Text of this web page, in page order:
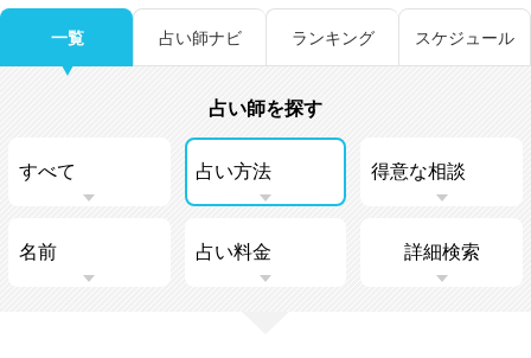
一覧 占い師ナビ ランキング スケジュール
占い師を探す
詳細検索